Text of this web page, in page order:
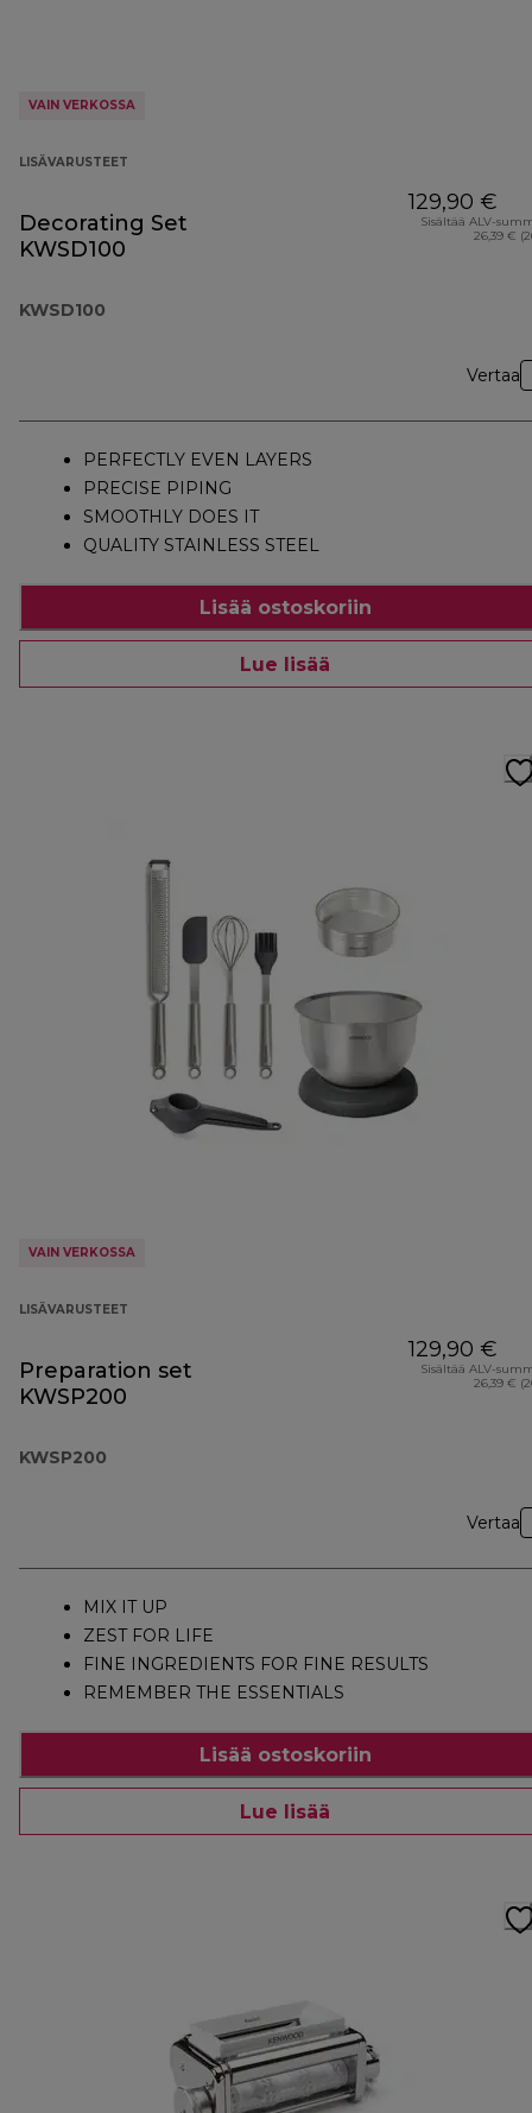
VAIN VERKOSSA
LISÄVARUSTEET
Decorating Set
KWSD100
KWSD100
129,90 €
Sisältää ALV-
26,39 €
Vertaa
PERFECTLY EVEN LAYERS
PRECISE PIPING
SMOOTHLY DOES IT
QUALITY STAINLESS STEEL
Lisää ostoskoriin
Lue lisää
VAIN VERKOSSA
LISÄVARUSTEET
Preparation set
KWSP200
KWSP200
129,90 €
Sisältää ALV-
26,39 €
Vertaa
MIX IT UP
ZEST FOR LIFE
FINE INGREDIENTS FOR FINE RESULTS
REMEMBER THE ESSENTIALS
Lisää ostoskoriin
Lue lisää